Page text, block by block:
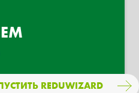
REDUWIZARD